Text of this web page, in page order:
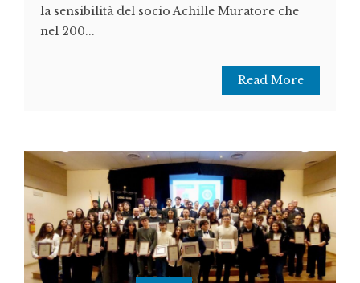
la sensibilità del socio Achille Muratore che
nel 200...
Read More